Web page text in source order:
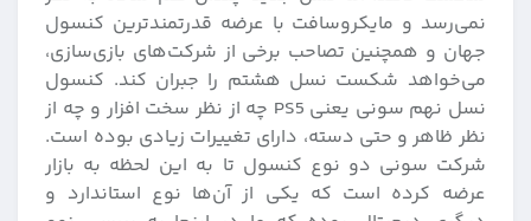
نمی‌رسد و مایکروسافت با عرضه قدرتمندترین کنسول
جهان و همچنین تصاحب برخی از شرکت‌های بازی‌سازی،
می‌خواهد شکست نسل هشتم را جبران کند. کنسول
نسل نهم سونی یعنی PS5 چه از نظر سخت افزار و چه از
نظر ظاهر و حتی دسته، دارای تغییرات زیادی بوده است.
شرکت سونی دو نوع کنسول تا به این لحظه به بازار
عرضه کرده است که یکی از آن‌ها نوع استاندارد و